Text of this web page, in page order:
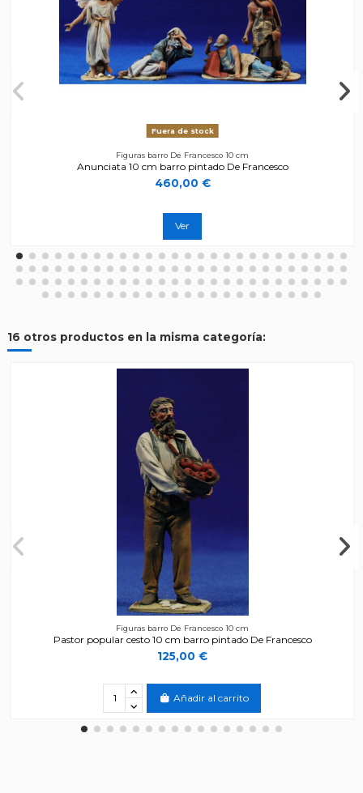
Fuera de stock
Figuras barro De Francesco 10 cm
Anunciata 10 cm barro pintado De Francesco
460,00 €
Ver
16 otros productos en la misma categoría:
Figuras barro De Francesco 10 cm
Pastor popular cesto 10 cm barro pintado De Francesco
125,00 €
Añadir al carrito